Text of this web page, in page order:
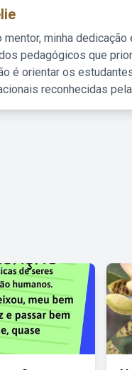
mentor, minha
pedagógicos que
é orientar os
reconhecidas